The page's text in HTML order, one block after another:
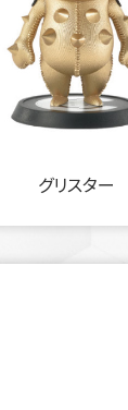
グリスター